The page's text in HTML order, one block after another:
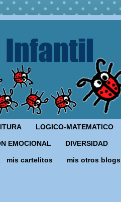
LOGICO-MATEMATICO
EMOCIONAL DIVERSIDAD
mis cartelitos mis otros blogs